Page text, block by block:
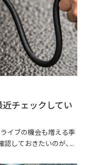
近チェックしてい
イブの機会も増える季
しておきたいのが、...